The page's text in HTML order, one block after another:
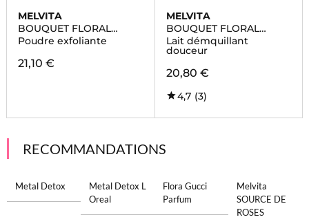
MELVITA
BOUQUET FLORAL
DETOX
Poudre exfoliante
21,10 €
MELVITA
BOUQUET FLORAL
DETOX
Lait démquillant
douceur
20,80 €
4,7 (3)
RECOMMANDATIONS
Metal Detox
Metal Detox L
Oreal
Flora Gucci
Parfum
Melvita
SOURCE DE
ROSES